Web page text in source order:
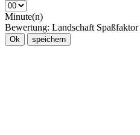
Minute(n)
Bewertung: Landschaft Spaßfaktor
Ok speichern